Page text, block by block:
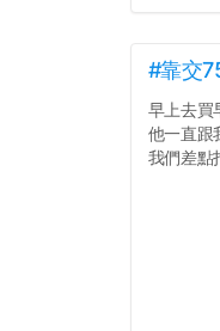
#靠交
早上去買
他一直跟
我們差點